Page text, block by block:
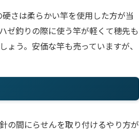
さは柔らかい竿を使用した方が当
ゼ釣りの際に使う竿が軽くて穂先も
う。安価な竿も売っていますが、
の間にらせんを取り付けるやり方が